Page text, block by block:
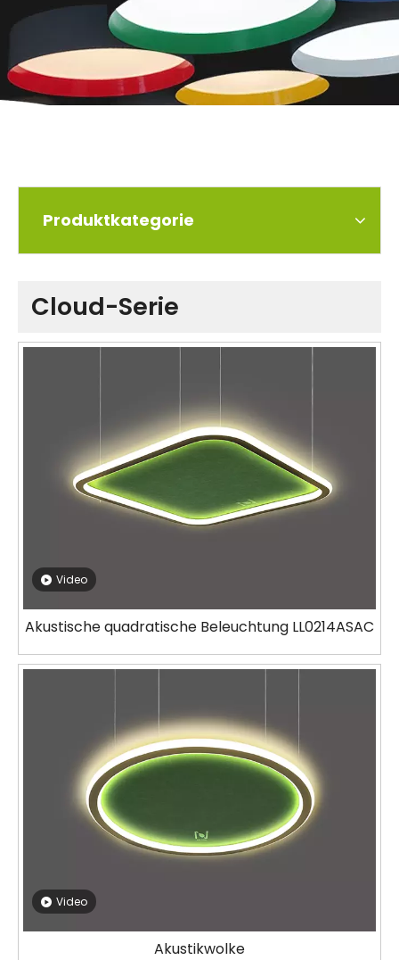
Produktkategorie
Cloud-Serie
Video
Akustische quadratische Beleuchtung LL0214ASAC
Video
Akustikwolke